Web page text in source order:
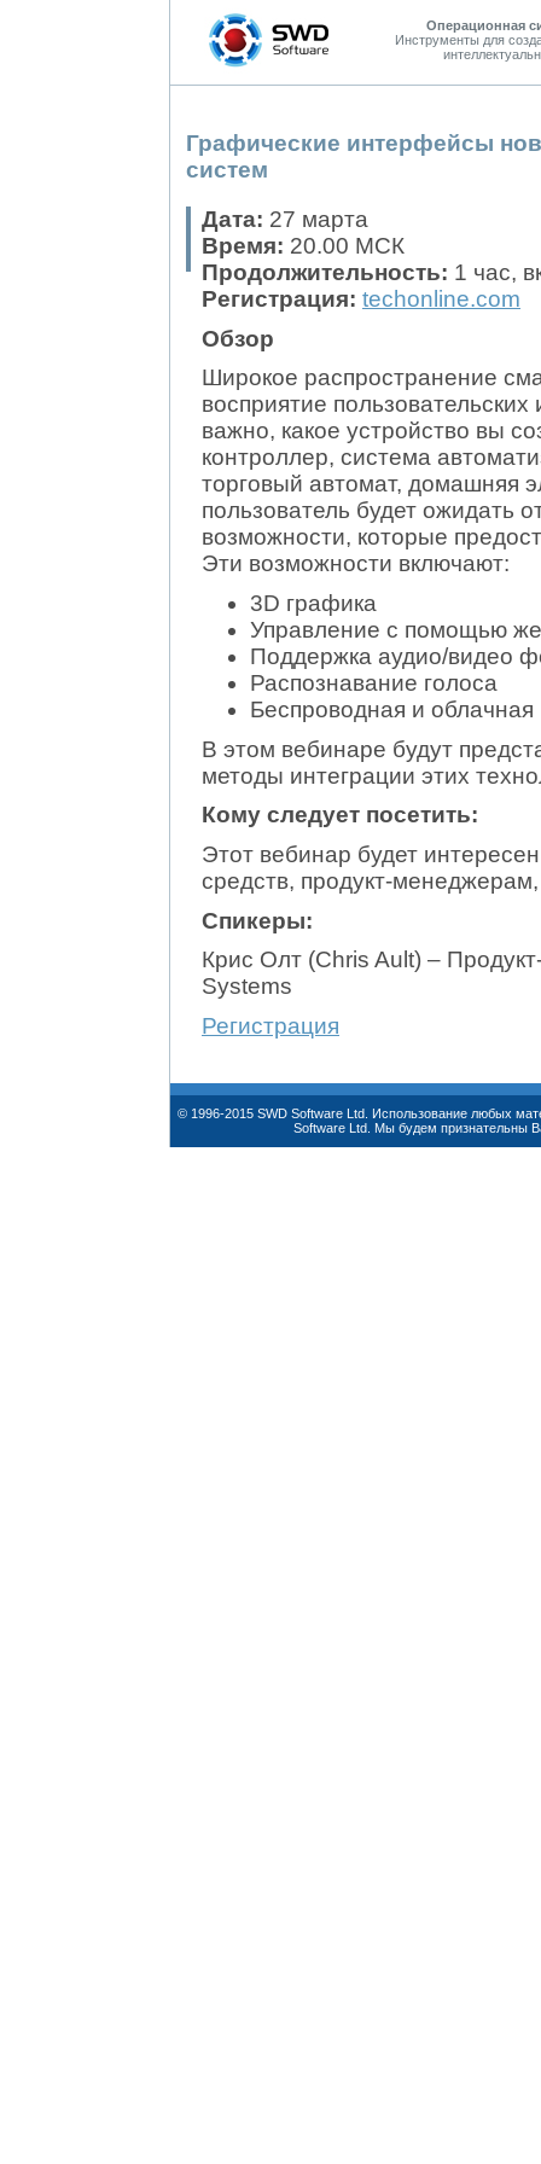
Операционная
Инструменты для
Графические интерфейсы
систем
Дата: 27 марта
Время: 20.00 МСК
Продолжительность: 1 час,
Регистрация: techonline.com
Обзор
Широкое распространение
восприятие
важно, какое устройство вы
контроллер, система
торговый автомат, домашняя
пользователь будет ожидать
возможности, которые
Эти возможности включают:
3D графика
Управление с помощью
Поддержка аудио/видео
Распознавание голоса
Беспроводная и
В этом вебинаре будут
методы интеграции этих
Кому следует посетить:
Этот вебинар будет
средств, продукт-
Спикеры:
Крис Олт (Chris Ault) –
Systems
Регистрация
© 1996-2015 SWD Software Ltd. Использование любых
Software Ltd. Мы будем признательны